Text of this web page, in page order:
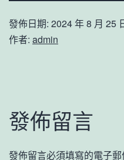
發佈日期: 2024 年 8 月 25
作者: admin
發佈留言
發佈留言必須填寫的電子郵